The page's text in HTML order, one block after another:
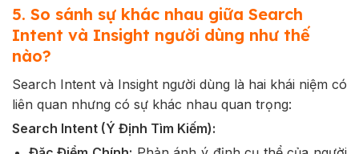
5. So sánh sự khác nhau giữa Search
Intent và Insight người dùng như thế
nào?
Search Intent và Insight người dùng là hai khái niệm có
liên quan nhưng có sự khác nhau quan trọng:
Search Intent (Ý Định Tìm Kiếm):